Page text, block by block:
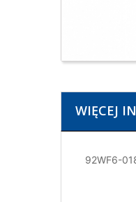
WIĘCEJ
92WF6-